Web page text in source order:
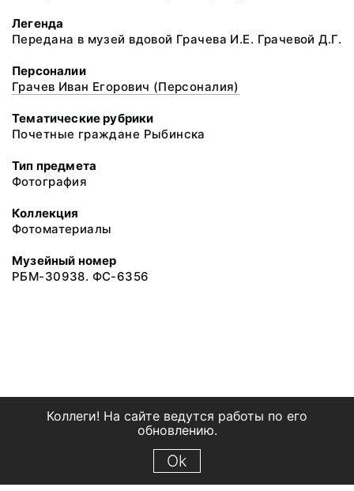
Легенда
Передана в музей вдовой Грачева И.Е. Грачевой Д.Г.
Персоналии
Грачев Иван Егорович (Персоналия)
Тематические рубрики
Почетные граждане Рыбинска
Тип предмета
Фотография
Коллекция
Фотоматериалы
Музейный номер
РБМ-30938. ФС-6356
Коллеги! На сайте ведутся работы по его
обновлению.
Ok